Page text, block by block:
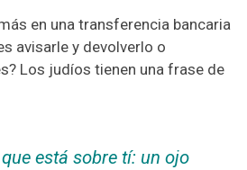
en una transferencia bancaria
avisarle y devolverlo o
Los judíos tienen una frase de
está sobre tí: un ojo